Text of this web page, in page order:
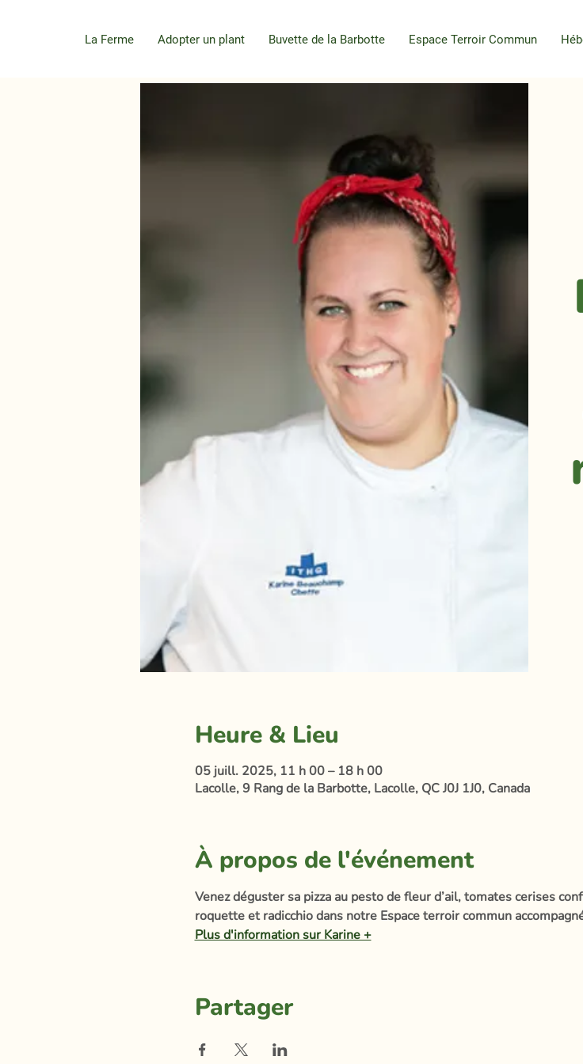
La Ferme Adopter un plant Buvette de la Barbotte Espace Terroir Commun
Heure & Lieu
05 juill. 2025, 11 h 00 – 18 h 00
Lacolle, 9 Rang de la Barbotte, Lacolle, QC J0J 1J0, Canada
À propos de l'événement
Venez déguster sa pizza au pesto de fleur d’ail, tomates cerises
roquette et radicchio dans notre Espace terroir commun
Plus d'information sur Karine +
Partager